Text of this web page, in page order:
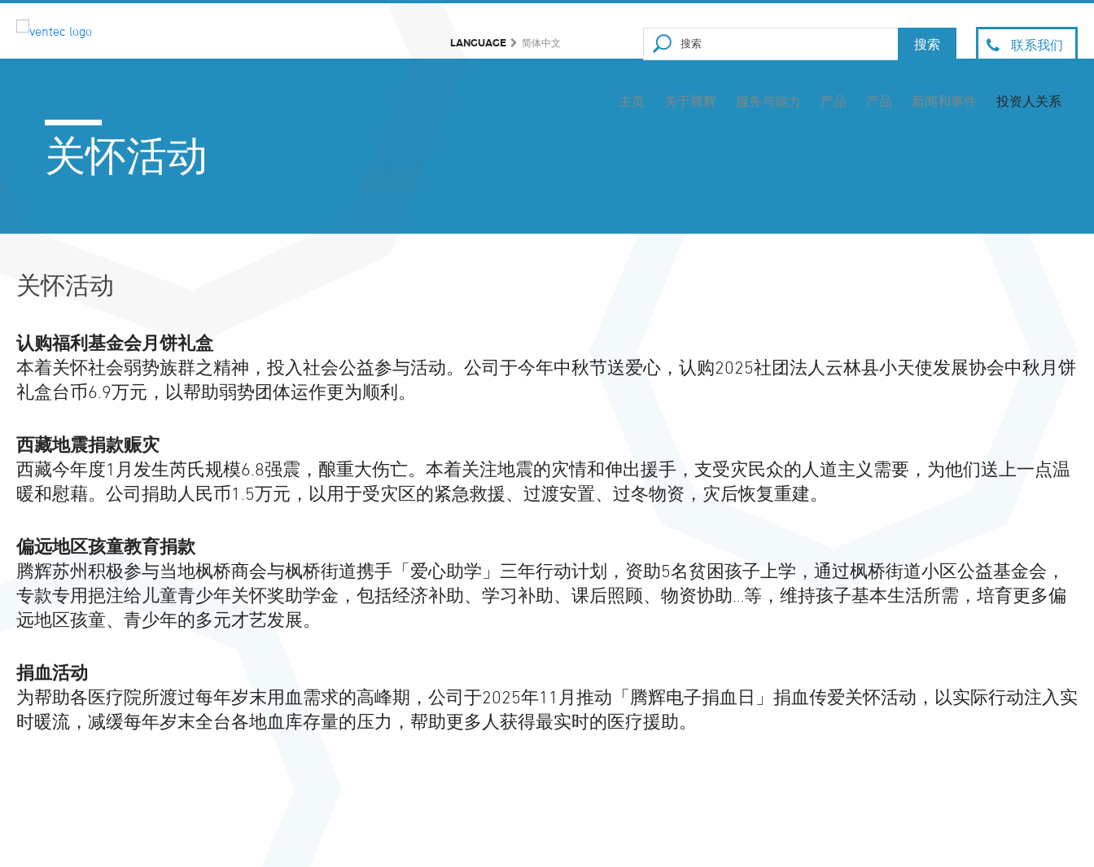
LANGUAGE 简体中文 联系我们
主页 关于腾辉 服务与能力 产品 产品 新闻和事件 投资人关系
关怀活动
关怀活动
认购福利基金会月饼礼盒
本着关怀社会弱势族群之精神，投入社会公益参与活动。公司于今年中秋节送爱心，认购2025社团法人云林县小天使发展协会中秋月饼
礼盒台币6.9万元，以帮助弱势团体运作更为顺利。
西藏地震捐款赈灾
西藏今年度1月发生芮氏规模6.8强震，酿重大伤亡。本着关注地震的灾情和伸出援手，支受灾民众的人道主义需要，为他们送上一点温
暖和慰藉。公司捐助人民币1.5万元，以用于受灾区的紧急救援、过渡安置、过冬物资，灾后恢复重建。
偏远地区孩童教育捐款
腾辉苏州积极参与当地枫桥商会与枫桥街道携手「爱心助学」三年行动计划，资助5名贫困孩子上学，通过枫桥街道小区公益基金会，
专款专用挹注给儿童青少年关怀奖助学金，包括经济补助、学习补助、课后照顾、物资协助…等，维持孩子基本生活所需，培育更多偏
远地区孩童、青少年的多元才艺发展。
捐血活动
为帮助各医疗院所渡过每年岁末用血需求的高峰期，公司于2025年11月推动「腾辉电子捐血日」捐血传爱关怀活动，以实际行动注入实
时暖流，减缓每年岁末全台各地血库存量的压力，帮助更多人获得最实时的医疗援助。